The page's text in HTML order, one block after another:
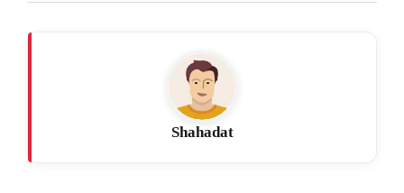
Shahadat